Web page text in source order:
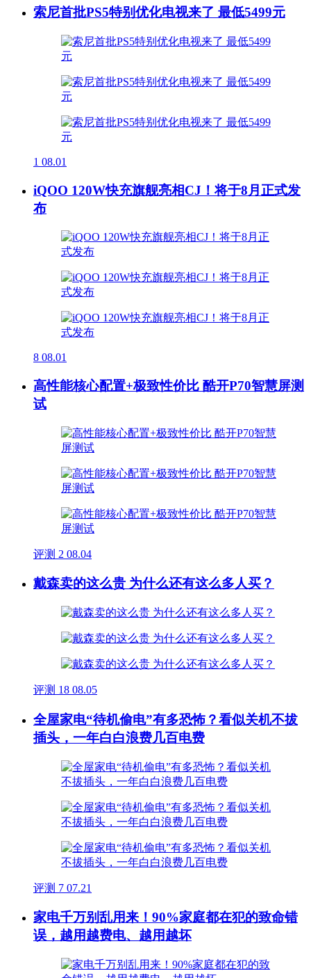
索尼首批PS5特别优化电视来了 最低5499元
1 08.01
iQOO 120W快充旗舰亮相CJ！将于8月正式发
布
8 08.01
高性能核心配置+极致性价比 酷开P70智慧屏测
试
评测 2 08.04
戴森卖的这么贵 为什么还有这么多人买？
评测 18 08.05
全屋家电“待机偷电”有多恐怖？看似关机不拔
插头，一年白白浪费几百电费
评测 7 07.21
家电千万别乱用来！90%家庭都在犯的致命错
误，越用越费电、越用越坏